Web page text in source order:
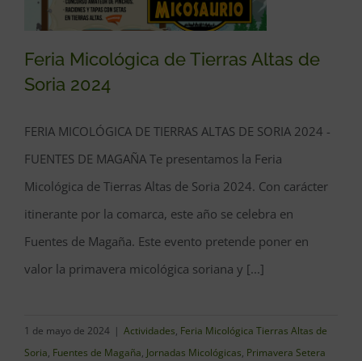
Feria Micológica de Tierras Altas de
Soria 2024
FERIA MICOLÓGICA DE TIERRAS ALTAS DE SORIA 2024 -
FUENTES DE MAGAÑA Te presentamos la Feria
Micológica de Tierras Altas de Soria 2024. Con carácter
itinerante por la comarca, este año se celebra en
Fuentes de Magaña. Este evento pretende poner en
valor la primavera micológica soriana y [...]
1 de mayo de 2024 | Actividades, Feria Micológica Tierras Altas de
Soria, Fuentes de Magaña, Jornadas Micológicas, Primavera Setera